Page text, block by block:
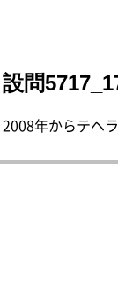
設問
2008年からテヘ